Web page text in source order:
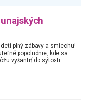
plný zábavy a smiechu!
popoludnie, kde sa
vyšantiť do sýtosti.